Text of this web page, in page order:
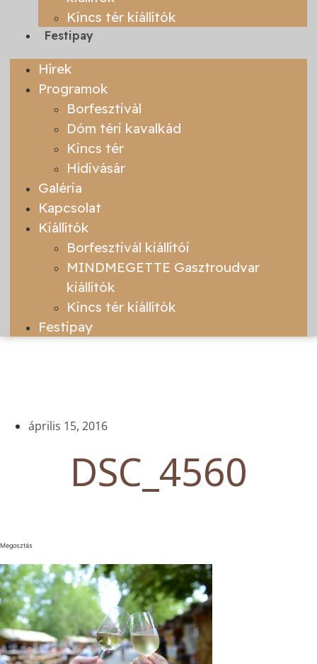
Kincs tér kiállítók
Festipay
Hírek
Programok
Borfesztivál
Dóm téri kavalkád
Kincs tér
Hídivásár
Galéria
Kapcsolat
Kiállítók
Borfesztivál kiállítói
MINDMEGETTE Gasztroudvar
kiállítók
Kincs tér kiállítók
Festipay
április 15, 2016
DSC_4560
Megosztás